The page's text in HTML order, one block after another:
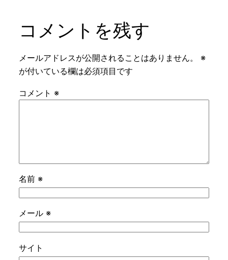
コメントを残す
メールアドレスが公開されることはありません。
※
が付いている欄は必須項目です
コメント ※
名前 ※
メール ※
サイト